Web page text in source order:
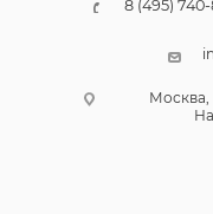
8 (495)
Москва,